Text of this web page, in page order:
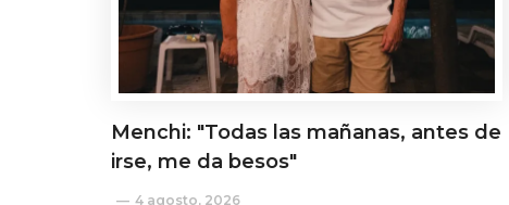
Menchi: "Todas las mañanas, antes de
irse, me da besos"
4 agosto, 2026